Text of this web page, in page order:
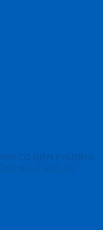
CƠ ĐIỆN PHƯƠNG
NGHỆ VIỆT JSC